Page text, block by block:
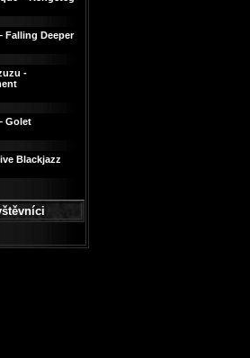
Falling Deeper
-
Golet
Blackjazz